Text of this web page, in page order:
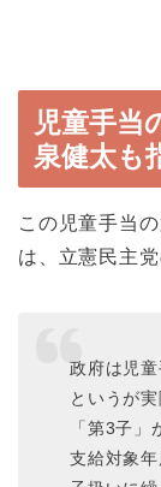
児童手当
泉健太も
この児童手当
は、立憲民主
政府は児
というが
「第3子
支給対象